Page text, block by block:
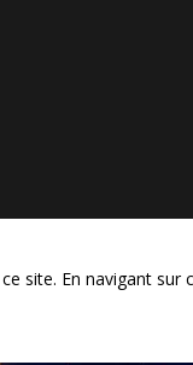
site. En navigant